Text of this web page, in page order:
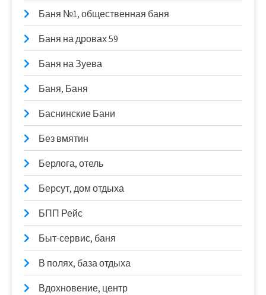
Баня №1, общественная баня
Баня на дровах 59
Баня на Зуева
Баня, Баня
Баснинские Бани
Без вмятин
Берлога, отель
Берсут, дом отдыха
БПП Рейс
Быт-сервис, баня
В полях, база отдыха
Вдохновение, центр